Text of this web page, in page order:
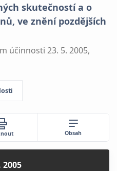
skutečností a o
ve znění pozdějších
účinnosti 23. 5. 2005,
Obsah